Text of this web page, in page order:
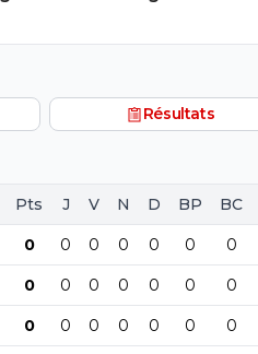
que tu viens de pondre.
peux y arriver. Un 06/20
Résultats
Pts J V N D BP BC
0 0 0 0 0 0 0
0 0 0 0 0 0 0
0 0 0 0 0 0 0